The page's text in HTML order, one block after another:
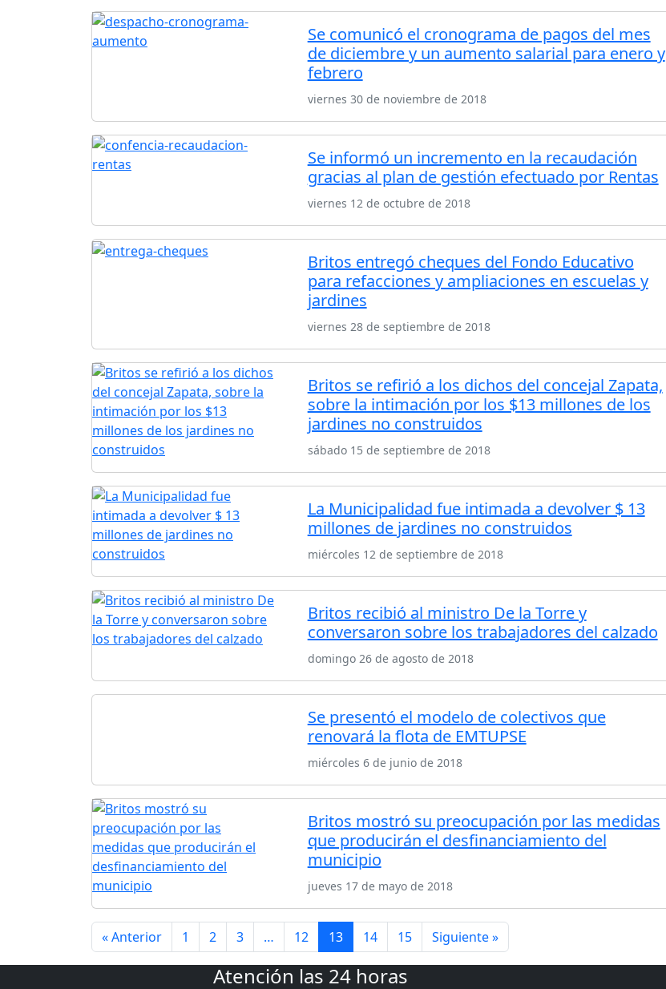
Se comunicó el cronograma de pagos del mes
de diciembre y un aumento salarial para enero y
febrero
viernes 30 de noviembre de 2018
Se informó un incremento en la recaudación
gracias al plan de gestión efectuado por Rentas
viernes 12 de octubre de 2018
Britos entregó cheques del Fondo Educativo
para refacciones y ampliaciones en escuelas y
jardines
viernes 28 de septiembre de 2018
Britos se refirió a los dichos del concejal Zapata,
sobre la intimación por los $13 millones de los
jardines no construidos
sábado 15 de septiembre de 2018
La Municipalidad fue intimada a devolver $ 13
millones de jardines no construidos
miércoles 12 de septiembre de 2018
Britos recibió al ministro De la Torre y
conversaron sobre los trabajadores del calzado
domingo 26 de agosto de 2018
Se presentó el modelo de colectivos que
renovará la flota de EMTUPSE
miércoles 6 de junio de 2018
Britos mostró su preocupación por las medidas
que producirán el desfinanciamiento del
municipio
jueves 17 de mayo de 2018
« Anterior 1 2 3 … 12 13 14 15 Siguiente »
Atención las 24 horas